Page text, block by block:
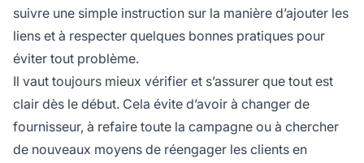
suivre une simple instruction sur la manière d’ajouter les
liens et à respecter quelques bonnes pratiques pour
éviter tout problème.
Il vaut toujours mieux vérifier et s’assurer que tout est
clair dès le début. Cela évite d’avoir à changer de
fournisseur, à refaire toute la campagne ou à chercher
de nouveaux moyens de réengager les clients en